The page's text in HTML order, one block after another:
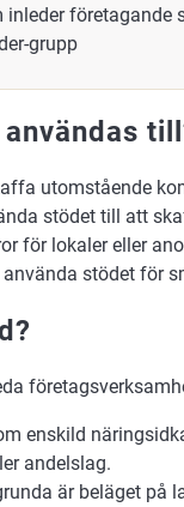
inleder företagande
grupp
utomstående
stödet till att
för lokaler eller
stödet för
enskild
andelslag.
är beläget på